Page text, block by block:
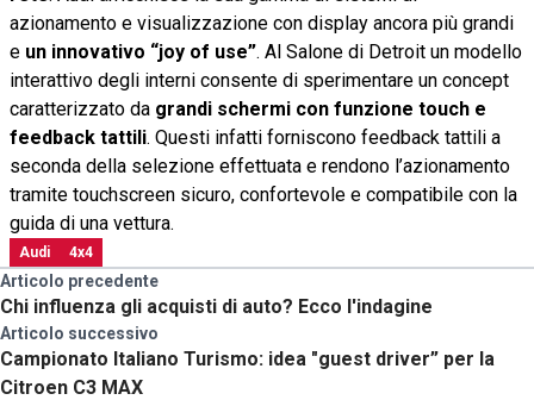
azionamento e visualizzazione con display ancora più grandi
e un innovativo “joy of use”. Al Salone di Detroit un modello
interattivo degli interni consente di sperimentare un concept
caratterizzato da grandi schermi con funzione touch e
feedback tattili. Questi infatti forniscono feedback tattili a
seconda della selezione effettuata e rendono l’azionamento
tramite touchscreen sicuro, confortevole e compatibile con la
guida di una vettura.
Audi 4x4
Articolo precedente
Chi influenza gli acquisti di auto? Ecco l'indagine
Articolo successivo
Campionato Italiano Turismo: idea "guest driver” per la
Citroen C3 MAX